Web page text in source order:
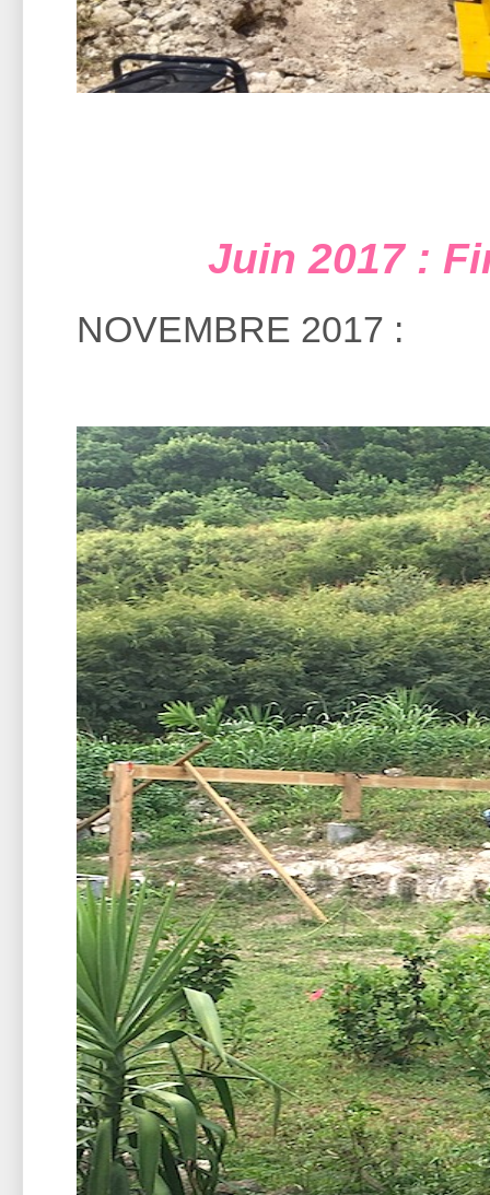
Juin 2017 :
NOVEMBRE 2017 :